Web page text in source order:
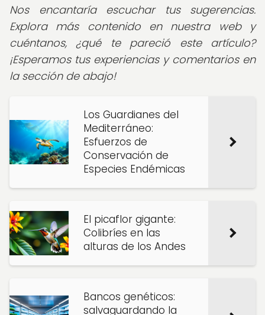
Nos encantaría escuchar tus sugerencias.
Explora más contenido en nuestra web y
cuéntanos, ¿qué te pareció este artículo?
¡Esperamos tus experiencias y comentarios en
la sección de abajo!
Los Guardianes del
Mediterráneo:
Esfuerzos de
Conservación de
Especies Endémicas
El picaflor gigante:
Colibríes en las
alturas de los Andes
Bancos genéticos:
salvaguardando la